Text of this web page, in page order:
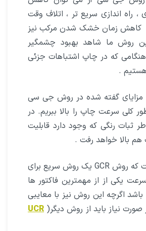
، راه اندازی سریع تر ، اتلاف وقت
کاهش زمان خشک شدن مرکب نیز
روش ما شاهد بهبود چشمگیر
که در چاپ اشتباهات جزئی
.
مزایای گفته شده در روش جی سی
کلی سرعت چاپ را بالا ببریم. در
ثبات رنگی که وجود دارد قابلیت
هم بالا خواهد رفت .
در انتها باید گفت که روش GCR یک روش سریع برای
یکی از از مهمترین فاکتور ها
اگرچه این روش نیز با معایبی
نیاز باید از روش دیگر( UCR